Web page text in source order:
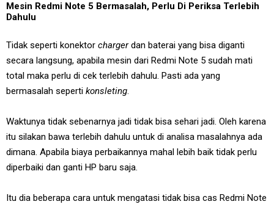
Mesin Redmi Note 5 Bermasalah, Perlu Di Periksa Terlebih
Dahulu
Tidak seperti konektor chargerdan baterai yang bisa diganti
secara langsung, apabila mesin dari Redmi Note 5 sudah mati
total maka perlu di cek terlebih dahulu. Pasti ada yang
bermasalah seperti konsleting.
Waktunya tidak sebenarnya jadi tidak bisa sehari jadi. Oleh karena
itu silakan bawa terlebih dahulu untuk di analisa masalahnya ada
dimana. Apabila biaya perbaikannya mahal lebih baik tidak perlu
diperbaiki dan ganti HP baru saja.
Itu dia beberapa cara untuk mengatasi tidak bisa cas Redmi Note